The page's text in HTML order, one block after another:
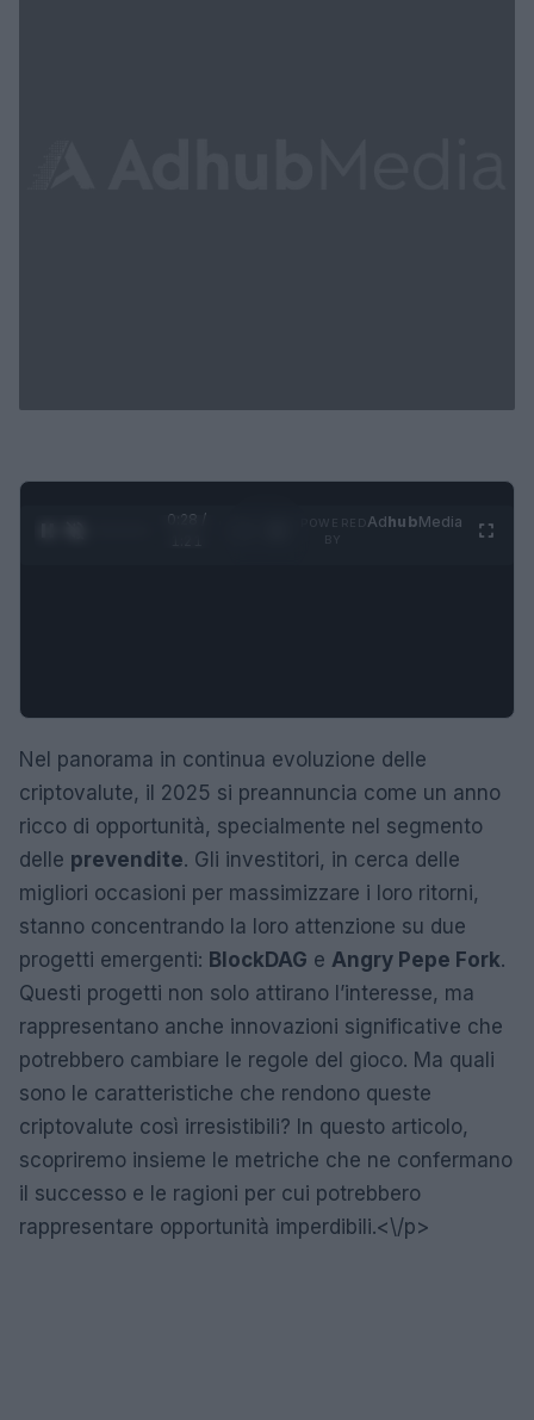
0:29 /
AdhubMedia
Nel panorama in continua evoluzione delle
criptovalute, il 2025 si preannuncia come un anno
ricco di opportunità, specialmente nel segmento
delle prevendite. Gli investitori, in cerca delle
migliori occasioni per massimizzare i loro ritorni,
stanno concentrando la loro attenzione su due
progetti emergenti: BlockDAG e Angry Pepe Fork.
Questi progetti non solo attirano l’interesse, ma
rappresentano anche innovazioni significative che
potrebbero cambiare le regole del gioco. Ma quali
sono le caratteristiche che rendono queste
criptovalute così irresistibili? In questo articolo,
scopriremo insieme le metriche che ne confermano
il successo e le ragioni per cui potrebbero
rappresentare opportunità imperdibili.<\/p>